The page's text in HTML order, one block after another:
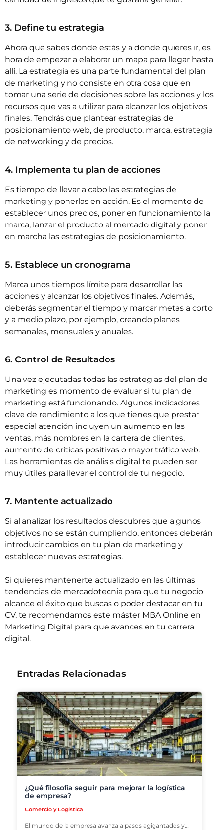
3. Define tu estrategia
Ahora que sabes dónde estás y a dónde quieres ir, es
hora de empezar a elaborar un mapa para llegar hasta
allí. La estrategia es una parte fundamental del plan
de marketing y no consiste en otra cosa que en
tomar una serie de decisiones sobre las acciones y los
recursos que vas a utilizar para alcanzar los objetivos
finales. Tendrás que plantear estrategias de
posicionamiento web, de producto, marca, estrategia
de networking y de precios.
4. Implementa tu plan de acciones
Es tiempo de llevar a cabo las estrategias de
marketing y ponerlas en acción. Es el momento de
establecer unos precios, poner en funcionamiento la
marca, lanzar el producto al mercado digital y poner
en marcha las estrategias de posicionamiento.
5. Establece un cronograma
Marca unos tiempos límite para desarrollar las
acciones y alcanzar los objetivos finales. Además,
deberás segmentar el tiempo y marcar metas a corto
y a medio plazo, por ejemplo, creando planes
semanales, mensuales y anuales.
6. Control de Resultados
Una vez ejecutadas todas las estrategias del plan de
marketing es momento de evaluar si tu plan de
marketing está funcionando. Algunos indicadores
clave de rendimiento a los que tienes que prestar
especial atención incluyen un aumento en las
ventas, más nombres en la cartera de clientes,
aumento de críticas positivas o mayor tráfico web.
Las herramientas de análisis digital te pueden ser
muy útiles para llevar el control de tu negocio.
7. Mantente actualizado
Si al analizar los resultados descubres que algunos
objetivos no se están cumpliendo, entonces deberán
introducir cambios en tu plan de marketing y
establecer nuevas estrategias.
Si quieres mantenerte actualizado en las últimas
tendencias de mercadotecnia para que tu negocio
alcance el éxito que buscas o poder destacar en tu
CV, te recomendamos este máster MBA Online en
Marketing Digital para que avances en tu carrera
digital.
Entradas Relacionadas
¿Qué filosofía seguir para mejorar la logística
de empresa?
Comercio y Logística
El mundo de la empresa avanza a pasos agigantados y…